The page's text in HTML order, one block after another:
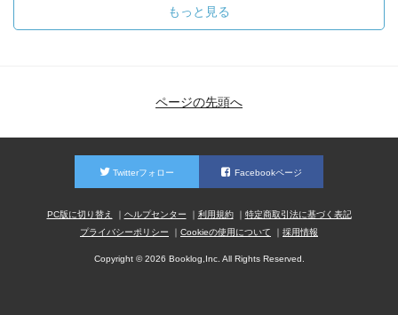
もっと見る
ページの先頭へ
Twitterフォロー Facebookページ
PC版に切り替え ヘルプセンター 利用規約
特定商取引法に基づく表記
プライバシーポリシー
Cookieの使用について 採用情報
Copyright © 2026 Booklog,Inc. All Rights Reserved.